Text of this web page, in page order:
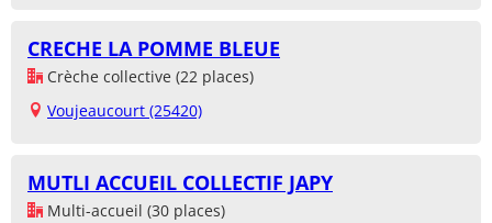
CRECHE LA POMME BLEUE
Crèche collective (22 places)
Voujeaucourt (25420)
MUTLI ACCUEIL COLLECTIF JAPY
Multi-accueil (30 places)